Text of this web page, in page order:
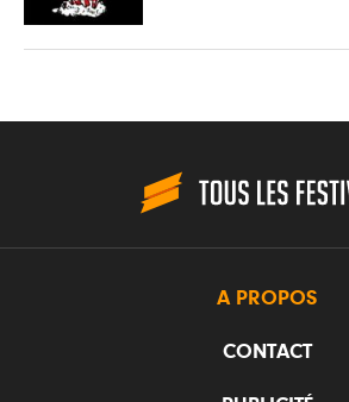
A PROPOS
CONTACT